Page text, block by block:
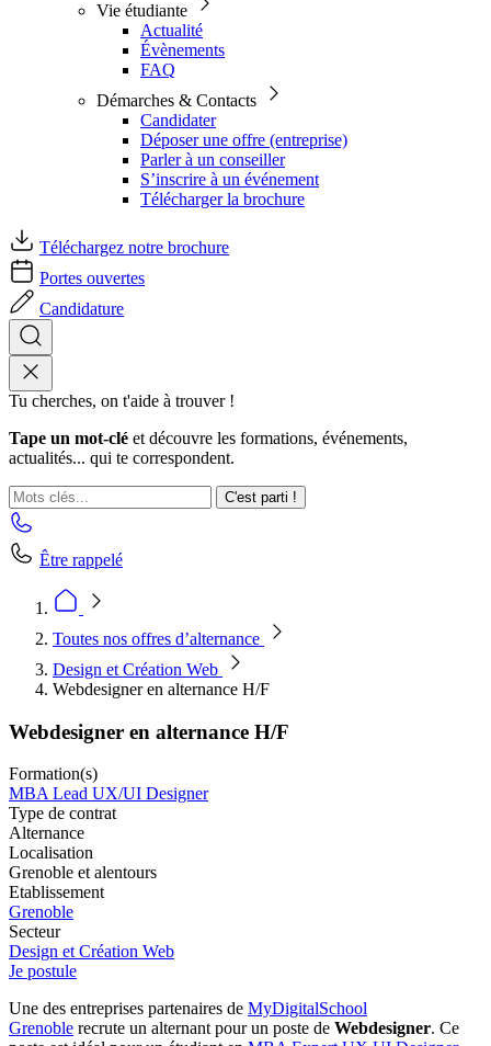
Vie étudiante
Actualité
Évènements
FAQ
Démarches & Contacts
Candidater
Déposer une offre (entreprise)
Parler à un conseiller
S’inscrire à un événement
Télécharger la brochure
Téléchargez notre brochure
Portes ouvertes
Candidature
Tu cherches, on t'aide à trouver !
Tape un mot-clé et découvre les formations, événements,
actualités... qui te correspondent.
C'est parti !
Être rappelé
Toutes nos offres d’alternance
Design et Création Web
Webdesigner en alternance H/F
Webdesigner en alternance H/F
Formation(s)
MBA Lead UX/UI Designer
Type de contrat
Alternance
Localisation
Grenoble et alentours
Etablissement
Grenoble
Secteur
Design et Création Web
Je postule
Une des entreprises partenaires de MyDigitalSchool
Grenoble recrute un alternant pour un poste de Webdesigner. Ce